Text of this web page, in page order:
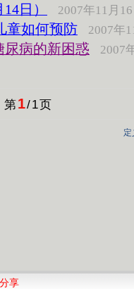
日） 2007年11月
童如何预防 2007年
尿病的新困惑 2007
第1 /1页
享